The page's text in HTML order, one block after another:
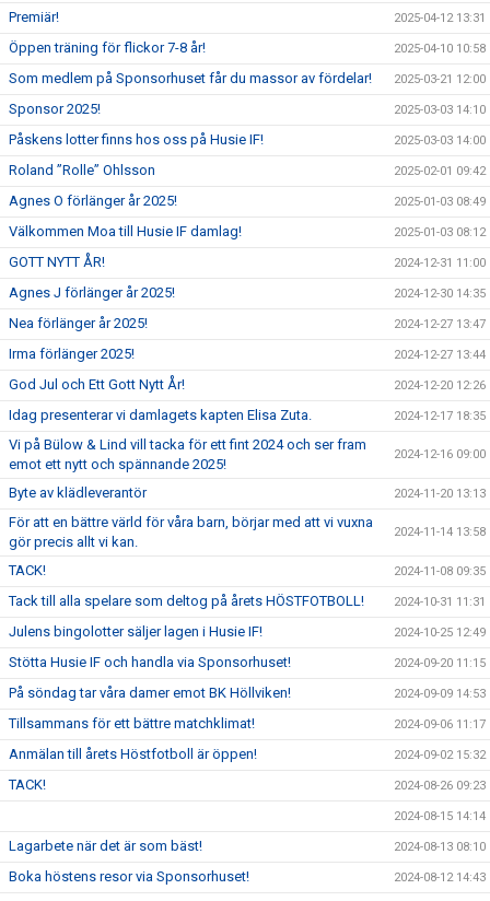
Premiär! 2025-04-12 13:31
Öppen träning för flickor 7-8 år! 2025-04-10 10:58
Som medlem på Sponsorhuset får du massor av fördelar! 2025-03-21 12:00
Sponsor 2025! 2025-03-03 14:10
Påskens lotter finns hos oss på Husie IF! 2025-03-03 14:00
Roland ”Rolle” Ohlsson 2025-02-01 09:42
Agnes O förlänger år 2025! 2025-01-03 08:49
Välkommen Moa till Husie IF damlag! 2025-01-03 08:12
GOTT NYTT ÅR! 2024-12-31 11:00
Agnes J förlänger år 2025! 2024-12-30 14:35
Nea förlänger år 2025! 2024-12-27 13:47
Irma förlänger 2025! 2024-12-27 13:44
God Jul och Ett Gott Nytt År! 2024-12-20 12:26
Idag presenterar vi damlagets kapten Elisa Zuta. 2024-12-17 18:35
Vi på Bülow & Lind vill tacka för ett fint 2024 och ser fram
emot ett nytt och spännande 2025!
2024-12-16 09:00
Byte av klädleverantör 2024-11-20 13:13
För att en bättre värld för våra barn, börjar med att vi vuxna
gör precis allt vi kan.
2024-11-14 13:58
TACK! 2024-11-08 09:35
Tack till alla spelare som deltog på årets HÖSTFOTBOLL! 2024-10-31 11:31
Julens bingolotter säljer lagen i Husie IF! 2024-10-25 12:49
Stötta Husie IF och handla via Sponsorhuset! 2024-09-20 11:15
På söndag tar våra damer emot BK Höllviken! 2024-09-09 14:53
Tillsammans för ett bättre matchklimat! 2024-09-06 11:17
Anmälan till årets Höstfotboll är öppen! 2024-09-02 15:32
TACK! 2024-08-26 09:23
2024-08-15 14:14
Lagarbete när det är som bäst! 2024-08-13 08:10
Boka höstens resor via Sponsorhuset! 2024-08-12 14:43